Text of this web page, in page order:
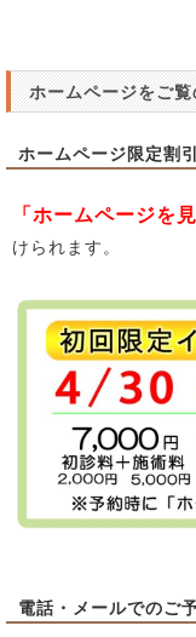
ホームページをご
ホームページ限定割
「ホームページを見
けられます。
電話・メールでのご